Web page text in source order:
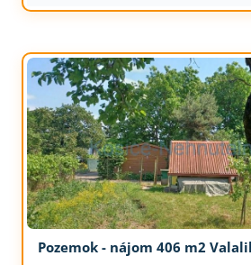
Pozemok - nájom 406 m2